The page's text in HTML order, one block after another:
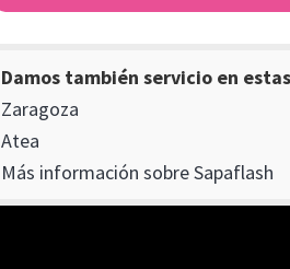
Damos también servicio en
Zaragoza
Atea
Más información sobre Sapaflash